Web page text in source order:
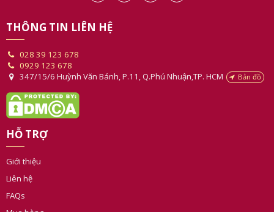
THÔNG TIN LIÊN HỆ
028 39 123 678
0929 123 678
347/15/6 Huỳnh Văn Bánh, P.11, Q.Phú Nhuận,TP. HCM
Bản đồ
HỖ TRỢ
Giới thiệu
Liên hệ
FAQs